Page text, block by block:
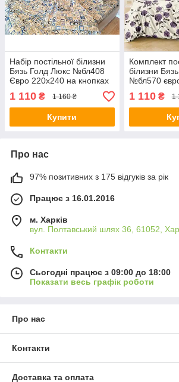
Набір постільної білизни
Бязь Голд Люкс №бл408
Євро 220х240 на кнопках
1 110 ₴ 1 160 ₴
Купити
Комплект
білизни
№бл570
кнопках
1 110₴ 1
Про нас
97% позитивних з 175 відгуків за рік
Працює з 16.01.2016
м. Харків
вул. Полтавський шлях 36, 61052,
Контакти
Сьогодні працює з 09:00 до 18:00
Показати весь графік роботи
Про нас
Контакти
Доставка та оплата